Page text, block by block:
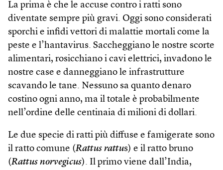
La prima è che le accuse contro i ratti sono
diventate sempre più gravi. Oggi sono considerati
sporchi e infidi vettori di malattie mortali come la
peste e l’hantavirus. Saccheggiano le nostre scorte
alimentari, rosicchiano i cavi elettrici, invadono le
nostre case e danneggiano le infrastrutture
scavando le tane. Nessuno sa quanto denaro
costino ogni anno, ma il totale è probabilmente
nell’ordine delle centinaia di milioni di dollari.
Le due specie di ratti più diffuse e famigerate sono
il ratto comune (Rattus rattus) e il ratto bruno
(Rattus norvegicus). Il primo viene dall’India,